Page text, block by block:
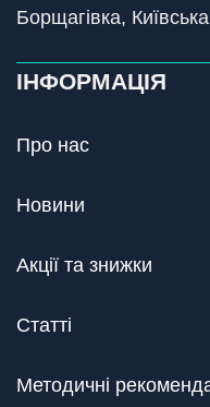
Борщагівка,
ІНФОРМАЦІЯ
Про нас
Новини
Акції та знижки
Статті
Методичні